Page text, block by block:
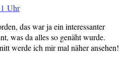
Uhr
das war ja ein interessanter
was da alles so genäht wurde.
werde ich mir mal näher ansehen!